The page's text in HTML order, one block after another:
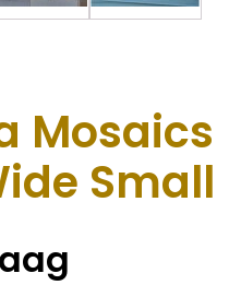
Mosaics
Small